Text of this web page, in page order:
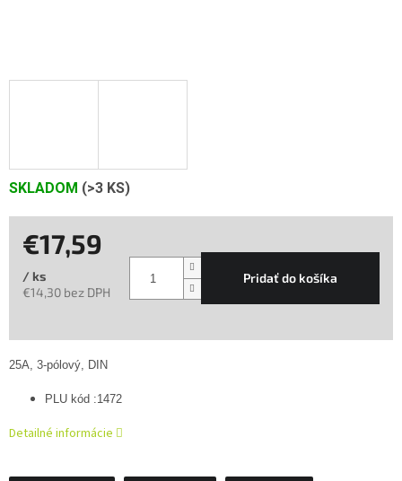
SKLADOM (>3 KS)
€17,59
/ ks
€14,30 bez DPH
Pridať do košíka
25A, 3-pólový, DIN
PLU kód :1472
Detailné informácie